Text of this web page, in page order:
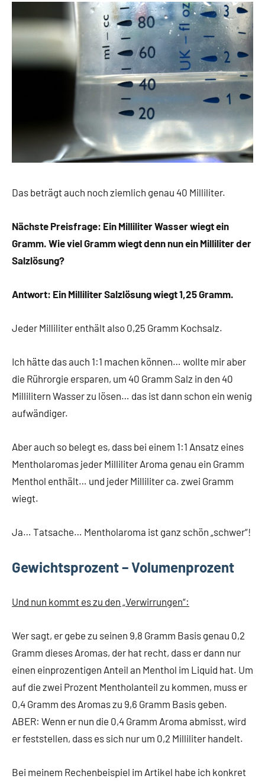
Das beträgt auch noch ziemlich genau 40 Milliliter.
Nächste Preisfrage: Ein Milliliter Wasser wiegt ein
Gramm. Wie viel Gramm wiegt denn nun ein Milliliter der
Salzlösung?
Antwort: Ein Milliliter Salzlösung wiegt 1,25 Gramm.
Jeder Milliliter enthält also 0,25 Gramm Kochsalz.
Ich hätte das auch 1:1 machen können… wollte mir aber
die Rührorgie ersparen, um 40 Gramm Salz in den 40
Millilitern Wasser zu lösen… das ist dann schon ein wenig
aufwändiger.
Aber auch so belegt es, dass bei einem 1:1 Ansatz eines
Mentholaromas jeder Milliliter Aroma genau ein Gramm
Menthol enthält… und jeder Milliliter ca. zwei Gramm
wiegt.
Ja… Tatsache… Mentholaroma ist ganz schön „schwer“!
Gewichtsprozent – Volumenprozent
Und nun kommt es zu den „Verwirrungen“:
Wer sagt, er gebe zu seinen 9,8 Gramm Basis genau 0,2
Gramm dieses Aromas, der hat recht, dass er dann nur
einen einprozentigen Anteil an Menthol im Liquid hat. Um
auf die zwei Prozent Mentholanteil zu kommen, muss er
0,4 Gramm des Aromas zu 9,6 Gramm Basis geben.
ABER: Wenn er nun die 0,4 Gramm Aroma abmisst, wird
er feststellen, dass es sich nur um 0,2 Milliliter handelt.
Bei meinem Rechenbeispiel im Artikel habe ich konkret